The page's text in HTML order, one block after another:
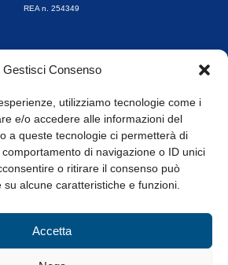
Gestisci Consenso
utilizziamo tecnologie come i
e/o accedere alle informazioni del
a queste tecnologie ci permetterà di
di navigazione o ID unici
o ritirare il consenso può
alcune caratteristiche e funzioni.
Accetta
REA n. 254349
Orari di apertura
13.00 / 14.00-17.30
Whistleblowing
Tutti i diritti riservati
e Cookie|Informativa Cookie